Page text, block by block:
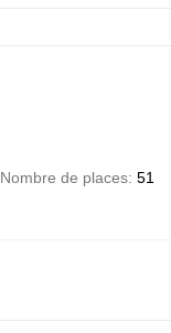
Nombre de places 51